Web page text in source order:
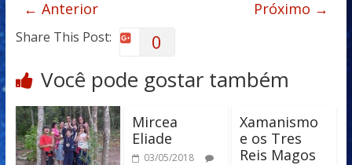
← Anterior Próximo →
Share This Post: 0
Você pode gostar também
Mircea
Eliade
03/05/2018
Xamanismo
e os Tres
Reis Magos